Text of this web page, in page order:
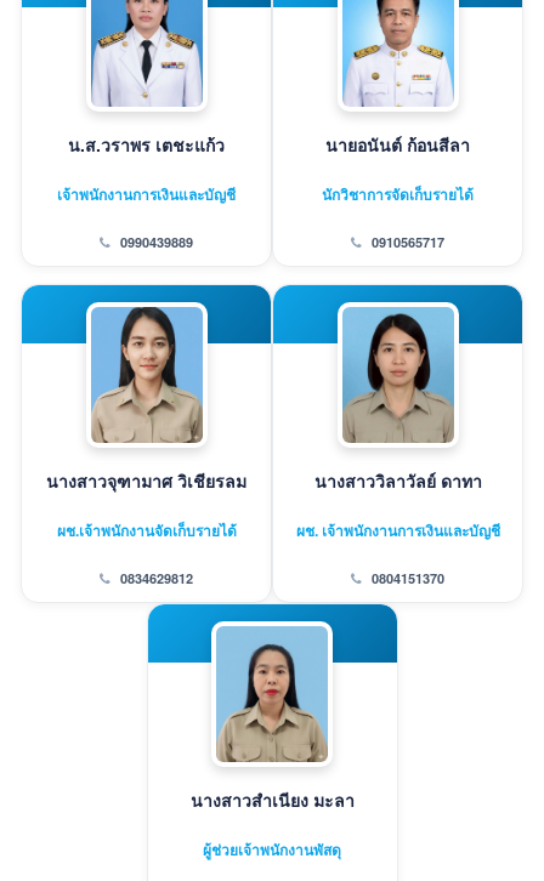
น.ส.วราพร เตชะแก้ว
เจ้าพนักงานการเงินและบัญชี
0990439889
นายอนันต์ ก้อนสีลา
นักวิชาการจัดเก็บรายได้
0910565717
นางสาวจุฑามาศ วิเชียรลม
ผช.เจ้าพนักงานจัดเก็บรายได้
0834629812
นางสาววิลาวัลย์ ดาทา
ผช. เจ้าพนักงานการเงินและบัญชี
0804151370
นางสาวสำเนียง มะลา
ผู้ช่วยเจ้าพนักงานพัสดุ